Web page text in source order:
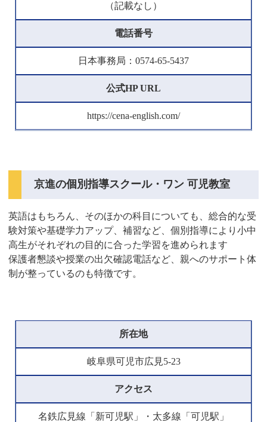
（記載なし）
電話番号
日本事務局：0574-65-5437
公式HP URL
https://cena-english.com/
京進の個別指導スクール・ワン 可児教室
英語はもちろん、そのほかの科目についても、総合的な受
験対策や基礎学力アップ、補習など、個別指導により小中
高生がそれぞれの目的に合った学習を進められます
保護者懇談や授業の出欠確認電話など、親へのサポート体
制が整っているのも特徴です。
所在地
岐阜県可児市広見5-23
アクセス
名鉄広見線「新可児駅」・太多線「可児駅」